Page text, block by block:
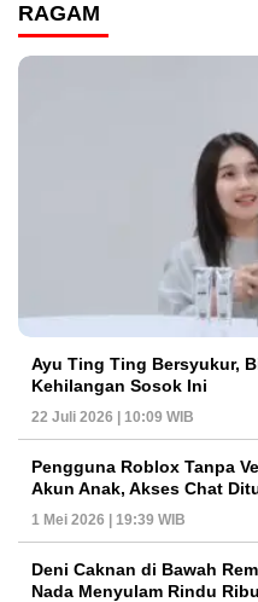
RAGAM
Ayu Ting Ting Bersyukur,
Kehilangan Sosok Ini
22 Juli 2026 | 10:09 WIB
Pengguna Roblox Tanpa
Akun Anak, Akses Chat
1 Mei 2026 | 19:39 WIB
Deni Caknan di Bawah
Nada Menyulam Rindu